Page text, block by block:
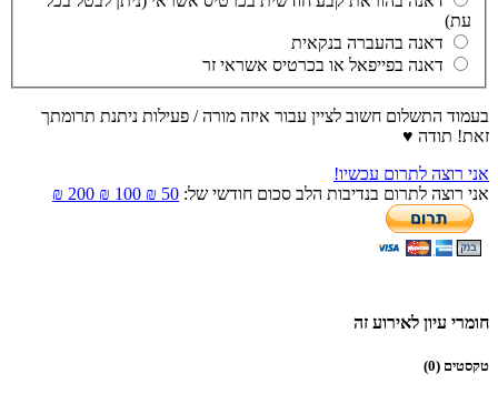
עת)
דאנה בהעברה בנקאית
דאנה בפייפאל או בכרטיס אשראי זר
בעמוד התשלום חשוב לציין עבור איזה מורה / פעילות ניתנת תרומתך
זאת! תודה ♥
אני רוצה לתרום עכשיו!
אני רוצה לתרום בנדיבות הלב סכום חודשי של: 50 ₪
100 ₪
200 ₪
חומרי עיון לאירוע זה
טקסטים (0)